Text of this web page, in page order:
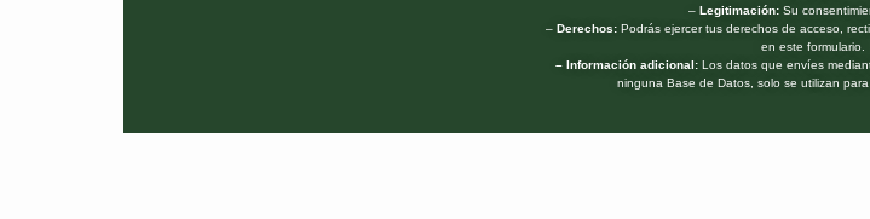
– Legitimación:Su
– Derechos: Podrás ejercer tus derechos de acceso,
en este formulario.
– Información adicional: Los datos que envíes
ninguna Base de Datos, solo se utilizan